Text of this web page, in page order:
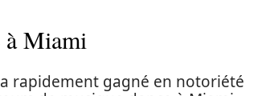
à Miami
rapidement gagné en notoriété